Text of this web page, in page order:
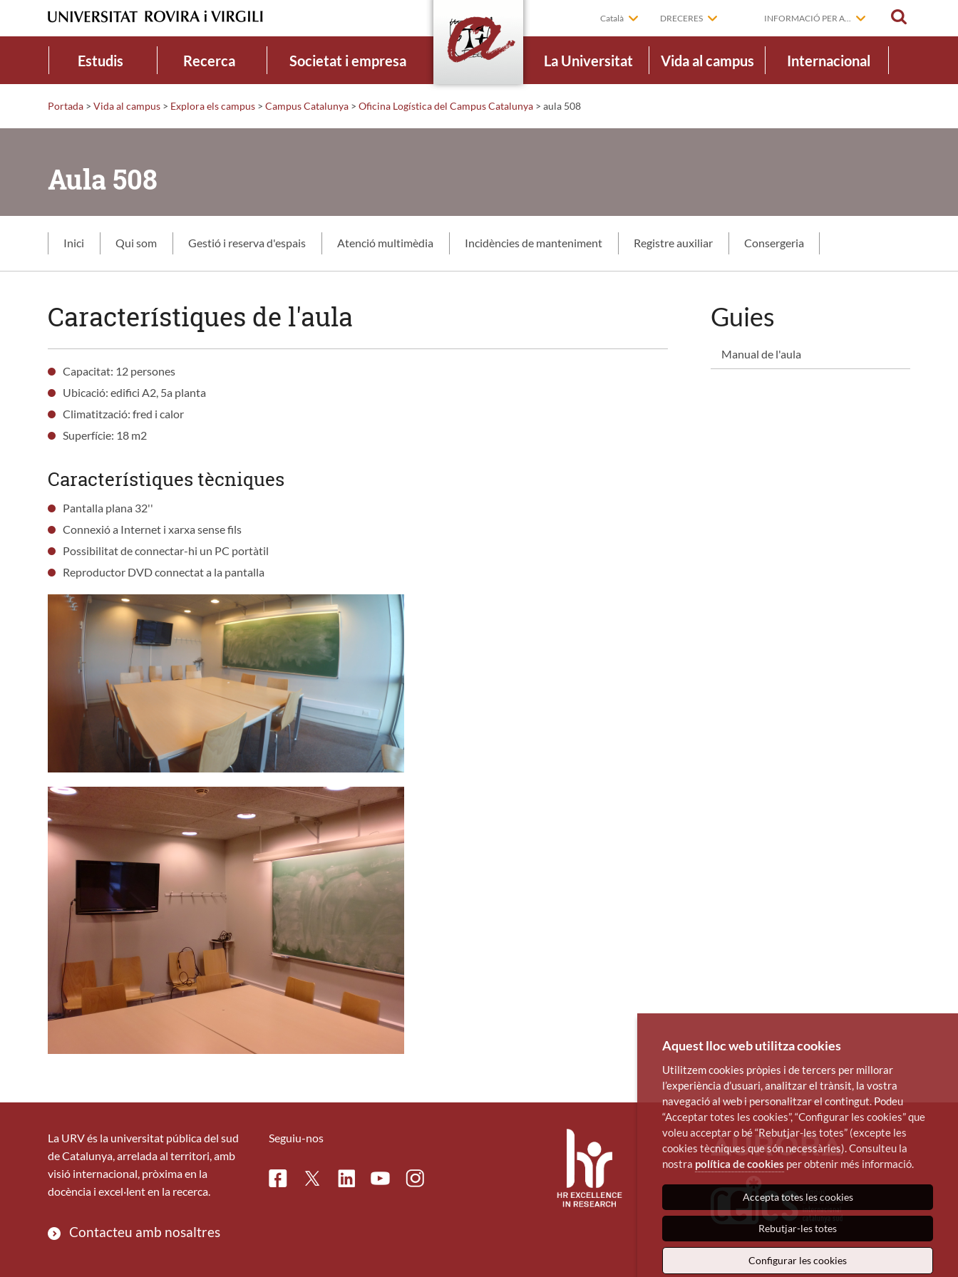
Català DRECERES INFORMACIÓ PER A...
Estudis Recerca Societat i empresa La Universitat Vida al campus Internacional
Portada > Vida al campus > Explora els campus > Campus Catalunya > Oficina Logística del Campus Catalunya > aula 508
Aula 508
Inici Qui som Gestió i reserva d'espais Atenció multimèdia Incidències de manteniment Registre auxiliar Consergeria
Característiques de l'aula
Capacitat: 12 persones
Ubicació: edifici A2, 5a planta
Climatització: fred i calor
Superfície: 18 m2
Característiques tècniques
Pantalla plana 32''
Connexió a Internet i xarxa sense fils
Possibilitat de connectar-hi un PC portàtil
Reproductor DVD connectat a la pantalla
Guies
Manual de l'aula
La URV és la universitat pública del sud
de Catalunya, arrelada al territori, amb
visió internacional, pròxima en la
docència i excel·lent en la recerca.
Contacteu amb nosaltres
Seguiu-nos
FacebookTwitterLinkedinYoutubeInstagram
Aquest lloc web utilitza cookies
Utilitzem cookies pròpies i de tercers per millorar
l’experiència d’usuari, analitzar el trànsit, la vostra
navegació al web i personalitzar el contingut. Podeu
“Acceptar totes les cookies”, “Configurar les cookies” que
voleu acceptar o bé “Rebutjar-les totes” (excepte les
cookies tècniques que són necessàries). Consulteu la
nostra política de cookies per obtenir més informació.
Accepta totes les cookies
Rebutjar-les totes
Configurar les cookies